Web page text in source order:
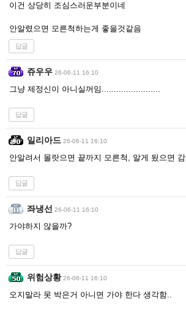
이건 상당히 조심스러운부분이네
안알렸으면 모른척하는게 좋을것같음
답글
쥬우우 26-06-11 16:10
그냥 제정신이 아니실꺼임........................
답글
일리아드 26-06-11 16:10
안알려서 몰랏으면 끝까지 모른척, 알게 됬으면 감
답글
좌냉선 26-06-11 16:10
가야하지 않을까?
답글
위험상황 26-06-11 16:10
오지말라 못 박은거 아니면 가야 한다 생각함..